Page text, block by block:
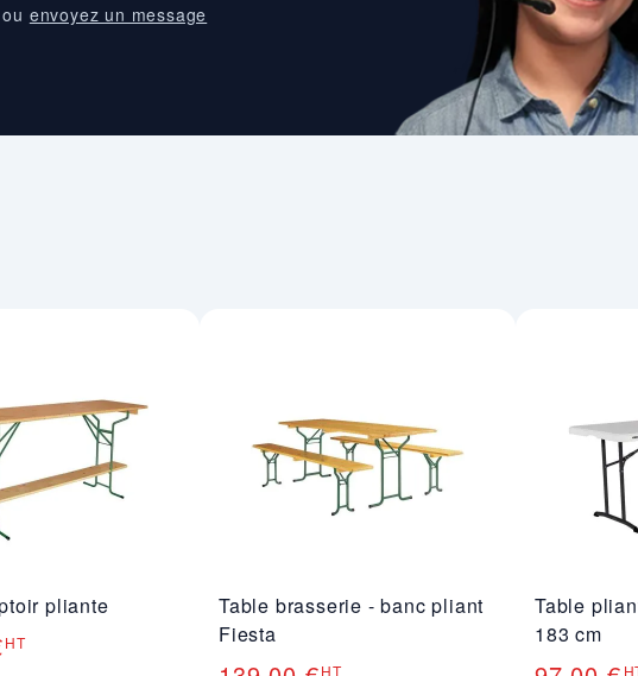
envoyez un message
pliante
HT
Table brasserie - banc pliant
Fiesta
HT
Table
183 cm